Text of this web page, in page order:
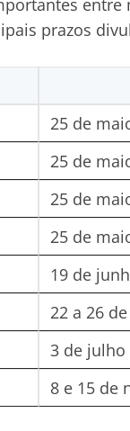
prazos
25 de
25 de
25 de
25 de
19 de
22 a 26
3 de julho
8 e 15 de